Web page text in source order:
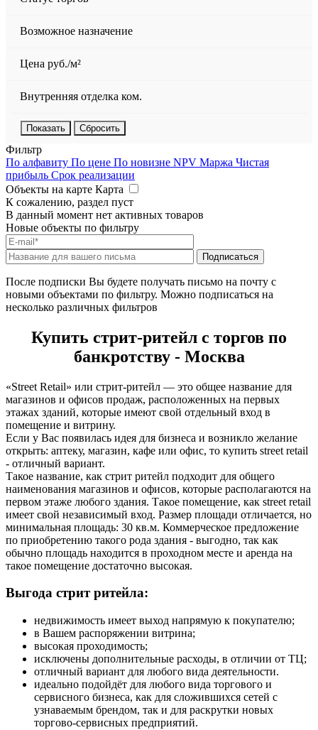
Возможное назначение
Цена руб./м²
Внутренняя отделка ком.
Сбросить
Фильтр
По алфавиту По цене По новизне NPV Маржа Чистая
прибыль Срок реализации
Объекты на карте Карта
К сожалению, раздел пуст
В данный момент нет активных товаров
Новые объекты по фильтру
После подписки Вы будете получать письмо на почту с
новыми объектами по фильтру. Можно подписаться на
несколько различных фильтров
Купить стрит-ритейл с торгов по
банкротству - Москва
«Street Retail» или стрит-ритейл — это общее название для
магазинов и офисов продаж, расположенных на первых
этажах зданий, которые имеют свой отдельный вход в
помещение и витрину.
Если у Вас появилась идея для бизнеса и возникло желание
открыть: аптеку, магазин, кафе или офис, то купить street retail
- отличный вариант.
Такое название, как стрит ритейл подходит для общего
наименования магазинов и офисов, которые располагаются на
первом этаже любого здания. Такое помещение, как street retail
имеет свой независимый вход. Размер площади отличается, но
минимальная площадь: 30 кв.м. Коммерческое предложение
по приобретению такого рода здания - выгодно, так как
обычно площадь находится в проходном месте и аренда на
такое помещение достаточно высокая.
Выгода стрит ритейла:
недвижимость имеет выход напрямую к покупателю;
в Вашем распоряжении витрина;
высокая проходимость;
исключены дополнительные расходы, в отличии от ТЦ;
отличный вариант для любого вида деятельности.
идеально подойдёт для любого вида торгового и
сервисного бизнеса, как для сложившихся сетей с
узнаваемым брендом, так и для раскрутки новых
торгово-сервисных предприятий.